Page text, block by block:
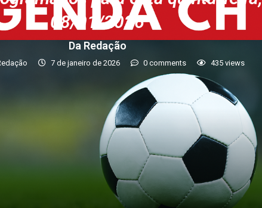
08/01/2026
Da Redação
7 de janeiro de 2026 0 comments 435 views